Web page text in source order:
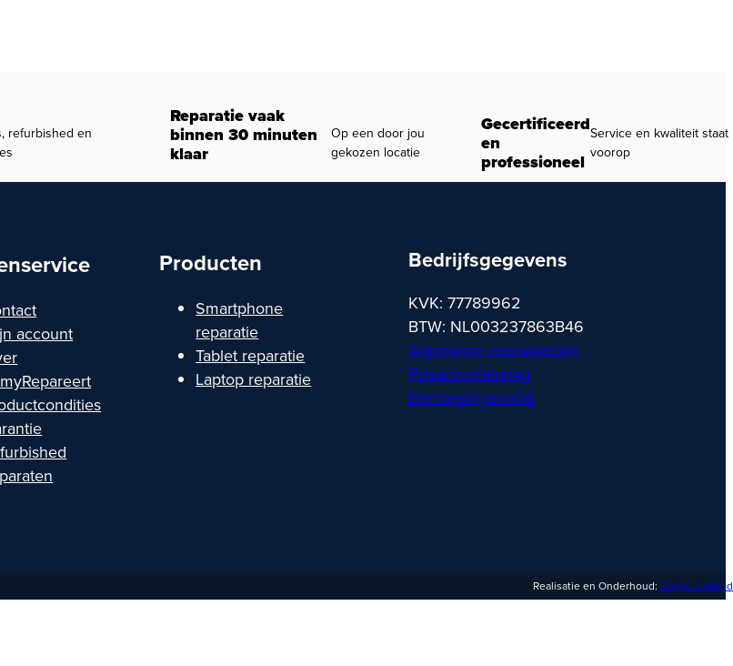
refurbished en
Reparatie vaak
binnen 30 minuten
klaar
Op een door jou
gekozen locatie
Gecertificeerd
en
professioneel
Service en kwaliteit staat
voorop
account
Producten
Smartphone
reparatie
Tablet reparatie
Laptop reparatie
Bedrijfsgegevens
KVK: 77789962
BTW: NL003237863B46
Algemene voorwaarden
Privacyverklaring
Herroepingsrecht
Realisatie en Onderhoud: Brand in